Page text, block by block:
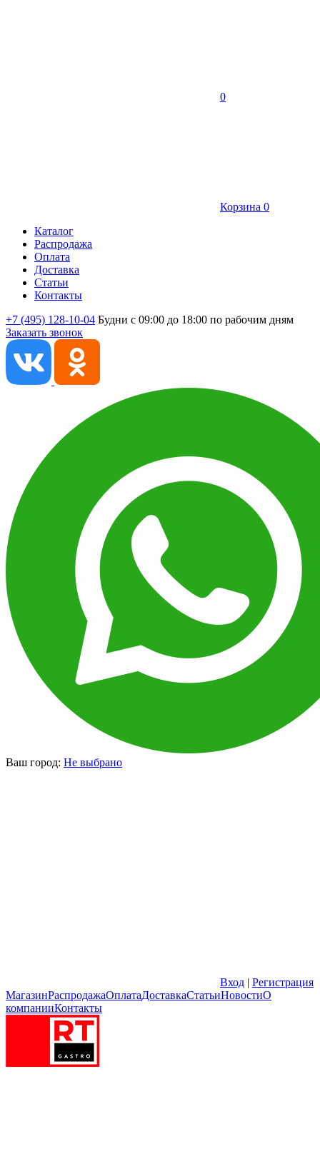
0
Корзина 0
Каталог
Распродажа
Оплата
Доставка
Статьи
Контакты
+7 (495) 128-10-04 Будни с 09:00 до 18:00 по рабочим дням
Заказать звонок
Ваш город: Не выбрано
Вход | Регистрация
МагазинРаспродажаОплатаДоставкаСтатьиНовостиО
компанииКонтакты